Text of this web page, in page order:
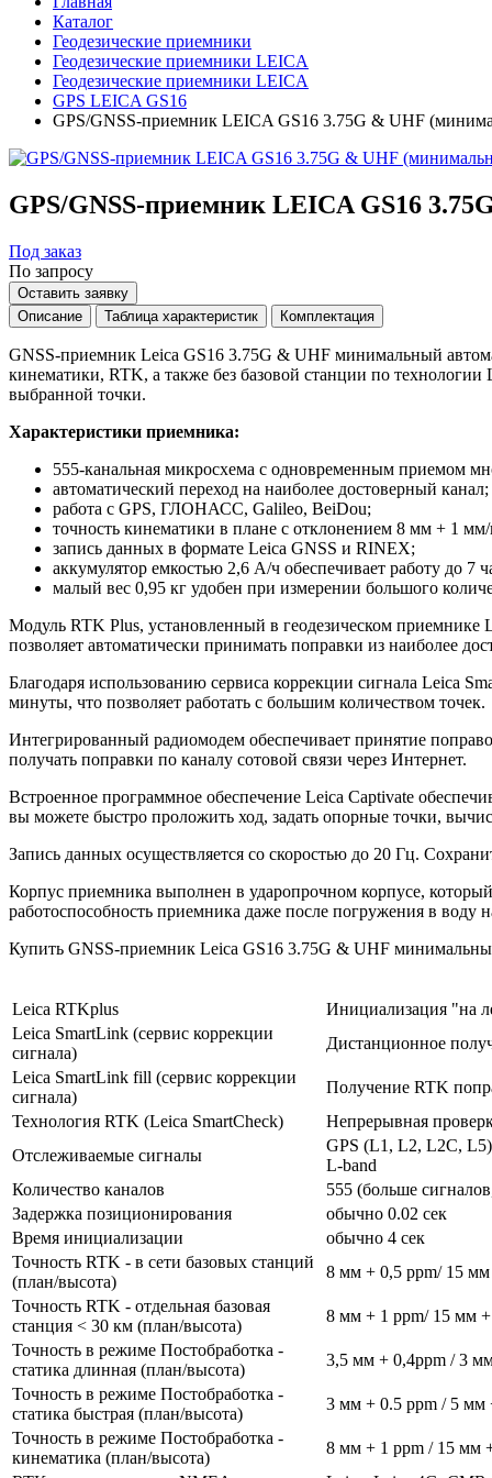
Каталог
Геодезические приемники
Геодезические приемники LEICA
Геодезические приемники LEICA
GPS LEICA GS16
GPS/GNSS-приемник LEICA GS16 3.75G & UHF
GPS/GNSS-приемник LEICA GS16
Под заказ
По запросу
Оставить заявку
Описание
Таблица характеристик Комплектация
GNSS-приемник Leica GS16 3.75G & UHF минимальный
кинематики, RTK, а также без базовой станции по
выбранной точки.
Характеристики приемника:
555-канальная микросхема с одновременным приемом
автоматический переход на наиболее достоверный канал;
работа с GPS, ГЛОНАСС, Galileo, BeiDou;
точность кинематики в плане с отклонением 8 мм + 1
запись данных в формате Leica GNSS и RINEX;
аккумулятор емкостью 2,6 А/ч обеспечивает работу до 7
малый вес 0,95 кг удобен при измерении большого
Модуль RTK Plus, установленный в геодезическом
позволяет автоматически принимать поправки из наиболее
Благодаря использованию сервиса коррекции сигнала Leica
минуты, что позволяет работать с большим количеством точек.
Интегрированный радиомодем обеспечивает принятие
получать поправки по каналу сотовой связи через Интернет.
Встроенное программное обеспечение Leica Captivate
вы можете быстро проложить ход, задать опорные точки,
Запись данных осуществляется со скоростью до 20 Гц.
Корпус приемника выполнен в ударопрочном корпусе,
работоспособность приемника даже после погружения в воду
Купить GNSS-приемник Leica GS16 3.75G & UHF
Leica RTKplus
Инициализация "на
Leica SmartLink (сервис коррекции
сигнала)
Дистанционное
Leica SmartLink fill (сервис коррекции
сигнала)
Получение RTK
Технология RTK (Leica SmartCheck)
Непрерывная
Отслеживаемые сигналы
GPS (L1, L2, L2C,
L-band
Количество каналов
555 (больше
Задержка позиционирования
обычно 0.02 сек
Время инициализации
обычно 4 сек
Точность RTK - в сети базовых станций
(план/высота)
8 мм + 0,5 ppm/ 15 мм
Точность RTK - отдельная базовая
станция < 30 км (план/высота)
8 мм + 1 ppm/ 15 мм
Точность в режиме Постобработка -
статика длинная (план/высота)
3,5 мм + 0,4ppm / 3
Точность в режиме Постобработка -
статика быстрая (план/высота)
3 мм + 0.5 ppm / 5 мм
Точность в режиме Постобработка -
кинематика (план/высота)
8 мм + 1 ppm / 15 мм